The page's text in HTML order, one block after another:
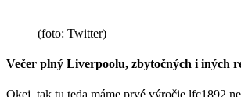
(foto: Twitter)
Večer plný Liverpoolu, zbytočných i iných